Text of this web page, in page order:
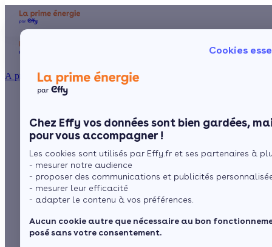
Cookies
Chez Effy vos données sont bien gardées,
pour vous accompagner !
Les cookies sont utilisés par Effy.fr et ses partenaires à
- mesurer notre audience
- proposer des communications et publicités
- mesurer leur efficacité
- adapter le contenu à vos préférences.
Aucun cookie autre que nécessaire au bon
posé sans votre consentement.
À propos
Le concept
Comment l'obtenir ?
Chauffage
Poêle à
Prime énergie pour la
pompe à chaleur
parL’équipe de rédaction 3 min de lecture
Sommaire